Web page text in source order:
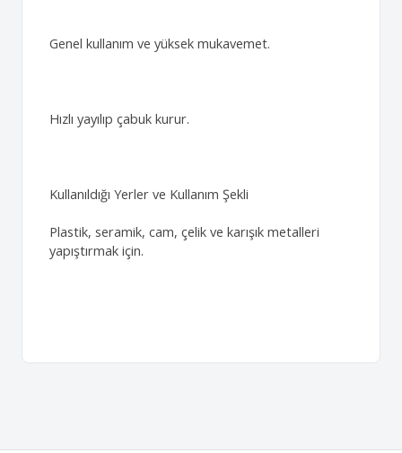
Genel kullanım ve yüksek mukavemet.
Hızlı yayılıp çabuk kurur.
Kullanıldığı Yerler ve Kullanım Şekli
Plastik, seramik, cam, çelik ve karışık metalleri
yapıştırmak için.